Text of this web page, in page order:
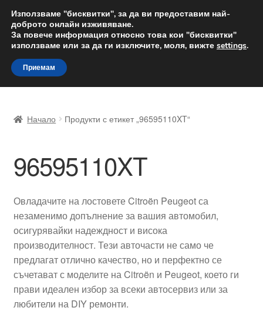
ДОСТАВКА от 12 лв.
Доставка по целия свят
Skip
to
navigation
Skip
to
content
Доставка по целия свят
Жалби
Количка
Контакт
Начало Продукти с етикет „96595110XT“
96595110XT
Овладачите на лостовете Citroën Peugeot са
незаменимо допълнение за вашия автомобил,
осигурявайки надеждност и висока
производителност. Тези авточасти не само че
предлагат отлично качество, но и перфектно се
съчетават с моделите на Citroën и Peugeot, което ги
прави идеален избор за всеки автосервиз или за
любители на DIY ремонти.
Използваме "бисквитки", за да ви предоставим най-
доброто онлайн изживяване.
За повече информация относно това кои "бисквитки"
използваме или за да ги изключите, моля, вижте settings.
Приемам